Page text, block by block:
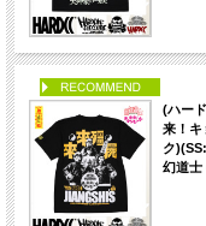
(ハー
来！キ
ク
幻道士